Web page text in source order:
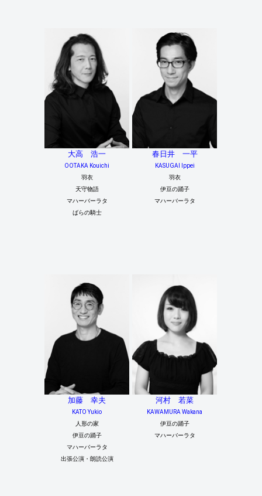
大高 浩一
OOTAKA Kouichi
羽衣
天守物語
マハーバーラタ
ばらの騎士
春日井 一平
KASUGAI Ippei
羽衣
伊豆の踊子
マハーバーラタ
加藤 幸夫
KATO Yukio
人形の家
伊豆の踊子
マハーバーラタ
出張公演・朗読公演
河村 若菜
KAWAMURA Wakana
伊豆の踊子
マハーバーラタ